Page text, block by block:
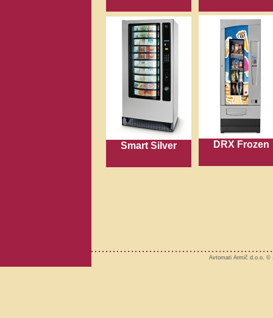
Avtomati Armič d.o.o.
Smart Silver DRX Frozen